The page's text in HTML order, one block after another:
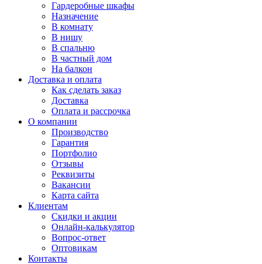
Гардеробные шкафы
Назначение
В комнату
В нишу
В спальню
В частный дом
На балкон
Доставка и оплата
Как сделать заказ
Доставка
Оплата и рассрочка
О компании
Производство
Гарантия
Портфолио
Отзывы
Реквизиты
Вакансии
Карта сайта
Клиентам
Скидки и акции
Онлайн-калькулятор
Вопрос-ответ
Оптовикам
Контакты